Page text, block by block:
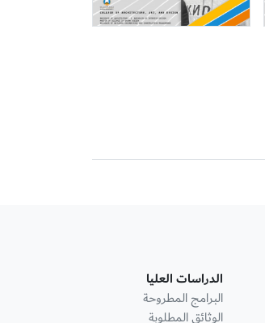
الدراسات العليا
البرامج المطروحة
الوثائق المطلوبة